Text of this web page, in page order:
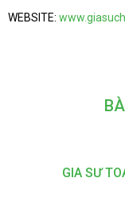
WEBSITE:
GIA SƯ